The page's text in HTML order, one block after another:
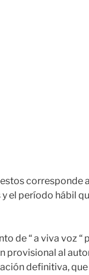
corresponde
el período hábil
de “ a viva voz “
provisional al
definitiva,